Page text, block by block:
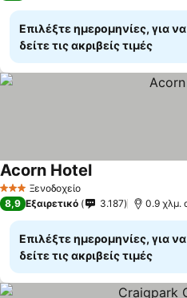
Επιλέξτε ημερομηνίες, για να
δείτε τις ακριβείς τιμές
3 ΑστέριαΞενοδοχείο
Acorn Hotel
8,9 Εξαιρετικό 3.187
Επιλέξτε ημερομηνίες, για να
δείτε τις ακριβείς τιμές